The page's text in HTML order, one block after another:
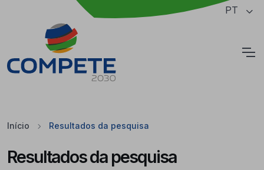
Saltar para o conteúdo principal da página PT
Início Resultados da pesquisa
Resultados da pesquisa